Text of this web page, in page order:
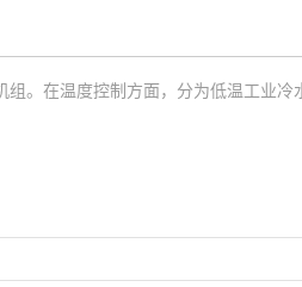
。在温度控制方面，分为低温工业